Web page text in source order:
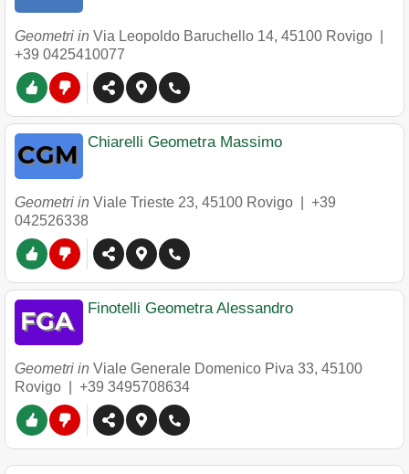
Geometri in Via Leopoldo Baruchello 14, 45100 Rovigo
+39 0425410077
Chiarelli Geometra Massimo
Geometri in Viale Trieste 23, 45100 Rovigo
+39
042526338
Finotelli Geometra Alessandro
Geometri in Viale Generale Domenico Piva 33, 45100
Rovigo
+39 3495708634